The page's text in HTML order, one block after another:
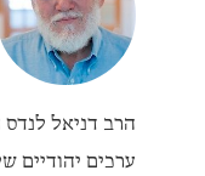
הרב דניאל לנדס
ערכים יהודיים